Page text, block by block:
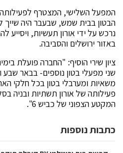
המפעל השלישי, המצטרף
הבטון בבית שמש, שבעבר היה
נרכש על ידי אורון תעשיות,
באזור ירושלים והסביבה.
ציון שירי הוסיף: "החברה פועלת
שני מפעלי בטון נוספים- בבאר שבע
משאיות ומערבלי בטון בכל חלקי
פעילותה של אורון תשתיות ובניה
המקטע הצפוני של כביש 6".
כתבות נוספות